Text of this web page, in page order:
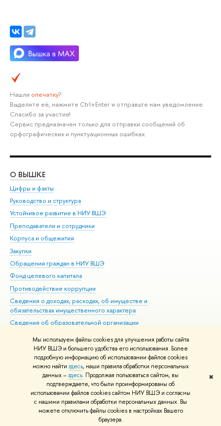
Мы используем файлы cookies для улучшения работы сайта
НИУ ВШЭ и большего удобства его использования. Более
подробную информацию об использовании файлов cookies
можно найти здесь, наши правила обработки персональных
данных –здесь. Продолжая пользоваться сайтом, вы
подтверждаете, что были проинформированы об
использовании файлов cookies сайтом НИУ ВШЭ и согласны
с нашими правилами обработки персональных данных. Вы
можете отключить файлы cookies в настройках Вашего
браузера.
✖
Нашли опечатку?
Выделите её, нажмите Ctrl+Enter и отправьте нам уведомление.
Спасибо за участие!
Сервис предназначен только для отправки сообщений об
орфографических и пунктуационных ошибках.
О ВЫШКЕ
Цифры и факты
Руководство и структура
Устойчивое развитие в НИУ ВШЭ
Преподаватели и сотрудники
Корпуса и общежития
Закупки
Обращения граждан в НИУ ВШЭ
Фонд целевого капитала
Противодействие коррупции
Сведения о доходах, расходах, об имуществе и
обязательствах имущественного характера
Сведения об образовательной организации
Людям с ограниченными возможностями здоровья
Единая платежная страница
Работа в Вышке
© НИУ ВШЭ 1993–2026 Адреса и контакты Условия использования
материалов Политика конфиденциальности Карта сайта
Шрифты HSE Sans и HSE Slab разработаны вШколе дизайна НИУ ВШЭ